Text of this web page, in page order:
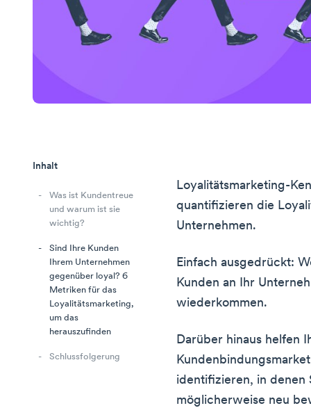
Inhalt
Was ist Kundentreue
und warum ist sie
wichtig?
Sind Ihre Kunden
Ihrem Unternehmen
gegenüber loyal? 6
Metriken für das
Loyalitätsmarketing,
um das
herauszufinden
Schlussfolgerung
Loyalitätsmarketing-
quantifizieren die
Unternehmen.
Einfach ausgedrückt:
Kunden an Ihr
wiederkommen.
Darüber hinaus helfen
identifizieren, in denen
möglicherweise neu